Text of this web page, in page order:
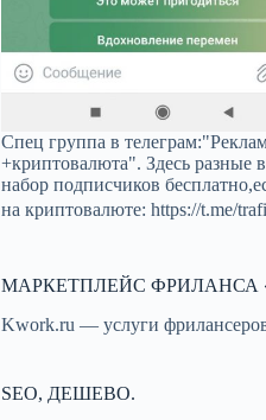
Спец группа в
+криптовалюта". Здесь разные
набор подписчиков
на криптовалюте:https://t.me/
МАРКЕТПЛЕЙС ФРИЛАНСА
Kwork.ru — услуги
SEO, ДЕШЕВО.